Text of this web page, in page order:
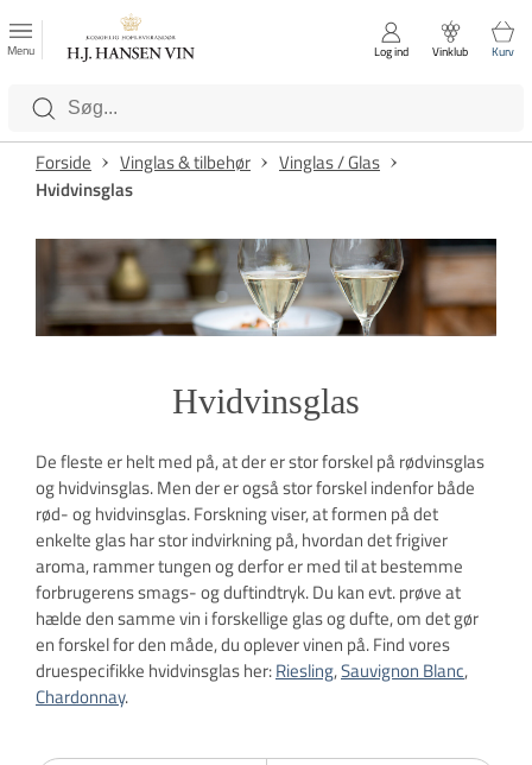
Luk
Kategorier
Menu Log ind Vinklub Kurv
Forside Vinglas & tilbehør
Vinglas / Glas
Hvidvinsglas
Hvidvinsglas
De fleste er helt med på, at der er stor forskel på rødvinsglas
og hvidvinsglas. Men der er også stor forskel indenfor både
rød- og hvidvinsglas. Forskning viser, at formen på det
enkelte glas har stor indvirkning på, hvordan det frigiver
aroma, rammer tungen og derfor er med til at bestemme
forbrugerens smags- og duftindtryk. Du kan evt. prøve at
hælde den samme vin i forskellige glas og dufte, om det gør
en forskel for den måde, du oplever vinen på. Find vores
druespecifikke hvidvinsglas her:Riesling,Sauvignon Blanc,
Chardonnay.